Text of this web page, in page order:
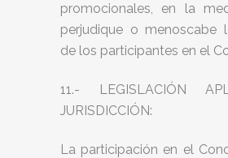
promocionales, en la
perjudique o menoscabe
de los participantes en el
11.- LEGISLACIÓN
JURISDICCIÓN:
La participación en el